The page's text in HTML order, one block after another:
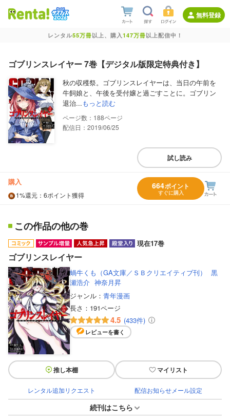
無料登録
レンタル55万冊以上、購入147万冊以上配信中！
ゴブリンスレイヤー 7巻【デジタル版限定特典付き】
秋の収穫祭。ゴブリンスレイヤーは、当日の午前を
牛飼娘と、午後を受付嬢と過ごすことに。ゴブリン
退治...もっと読む
188
配信日：2019/06/25
試し読み
購入
1%還元 ：6ポイント獲得
664ポイント
すぐに購入
この作品の他の巻
現在17巻
ゴブリンスレイヤー
蝸牛くも（GA文庫／ＳＢクリエイティブ刊）
黒
瀬浩介 神奈月昇
ジャンル： 青年漫画
長さ： 191ページ
4.5 (433件)
レビューを書く
推し本棚 マイリスト
レンタル追加リクエスト 配信お知らせメール設定
続刊はこちら